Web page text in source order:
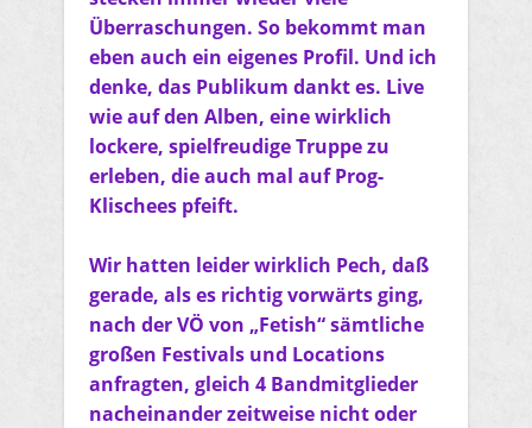
Überraschungen. So bekommt man
eben auch ein eigenes Profil. Und ich
denke, das Publikum dankt es. Live
wie auf den Alben, eine wirklich
lockere, spielfreudige Truppe zu
erleben, die auch mal auf Prog-
Klischees pfeift.
Wir hatten leider wirklich Pech, daß
gerade, als es richtig vorwärts ging,
nach der VÖ von „Fetish“ sämtliche
großen Festivals und Locations
anfragten, gleich 4 Bandmitglieder
nacheinander zeitweise nicht oder